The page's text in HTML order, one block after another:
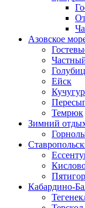
Азовское
Ейск
Темрюк
Зимний
Кабардино-